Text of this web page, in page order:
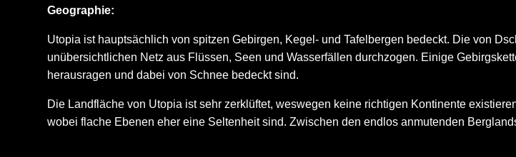
Geographie:
Utopia ist hauptsächlich von spitzen Gebirgen, Kegel- und Tafelbergen bedeckt. Die von
unübersichtlichen Netz aus Flüssen, Seen und Wasserfällen durchzogen. Einige
herausragen und dabei von Schnee bedeckt sind.
Die Landfläche von Utopia ist sehr zerklüftet, weswegen keine richtigen Kontinente
wobei flache Ebenen eher eine Seltenheit sind. Zwischen den endlos anmutenden